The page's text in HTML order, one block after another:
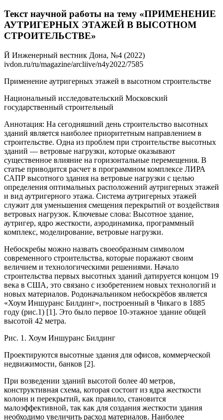
Текст научной работы на тему «ПРИМЕНЕНИЕ
АУТРИГЕРНЫХ ЭТАЖЕЙ В ВЫСОТНОМ
СТРОИТЕЛЬСТВЕ»
Й Инженерный вестник Дона, №4 (2022)
ivdon.ru/ru/magazine/arcliive/n4y2022/7585
Применение аутригерных этажей в высотном строительстве
Национальный исследовательский Московский
государственный строительный
Аннотация: На сегодняшний день строительство высотных
зданий является наиболее приоритетным направлением в
строительстве. Одна из проблем при строительстве высотных
зданий — ветровые нагрузки, которые оказывают
существенное влияние на горизонтальные перемещения. В
статье приводится расчет в программном комплексе ЛИРА
САПР высотного здания на ветровые нагрузки с целью
определения оптимальных расположений аутригерных этажей
и вид аутригерного этажа. Система аутригерных этажей
служит для уменьшения смещения перекрытий от воздействия
ветровых нагрузок. Ключевые слова: Высотное здание,
аутригер, ядро жесткости, аэродинамика, программный
комплекс, моделирование, ветровые нагрузки.
Небоскребы можно назвать своеобразным символом
современного строительства, которые поражают своим
величием и технологическими решениями. Начало
строительства первых высотных зданий датируется концом 19
века в США, это связано с изобретением новых технологий и
новых материалов. Родоначальником небоскрёбов является
«Хоум Иншуранс Билдинг», построенный в Чикаго в 1885
году (рис.1) [1]. Это было первое 10-этажное здание общей
высотой 42 метра.
Рис. 1. Хоум Иншуранс Билдинг
Проектируются высотные здания для офисов, коммерческой
недвижимости, банков [2].
При возведении зданий высотой более 40 метров,
конструктивная схема, которая состоит из ядра жесткости
колонн и перекрытий, как правило, становится
малоэффективной, так как для создания жесткости здания
необходимо увеличить расход материалов. Наиболее